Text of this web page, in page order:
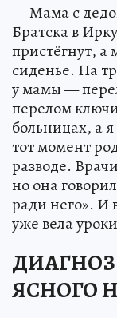
— Мама с
Братска в
пристёгнут, а
сиденье. На
у мамы —
перелом
больницах, а
тот момент
разводе.
но она
ради него». И
уже вела
ЯСНОГО